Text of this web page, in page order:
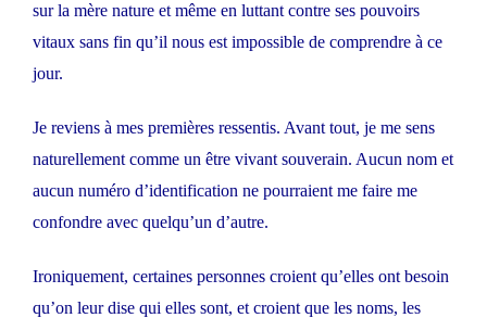
sur la mère nature et même en luttant contre ses pouvoirs
vitaux sans fin qu’il nous est impossible de comprendre à ce
jour.
Je reviens à mes premières ressentis. Avant tout, je me sens
naturellement comme un être vivant souverain. Aucun nom et
aucun numéro d’identification ne pourraient me faire me
confondre avec quelqu’un d’autre.
Ironiquement, certaines personnes croient qu’elles ont besoin
qu’on leur dise qui elles sont, et croient que les noms, les